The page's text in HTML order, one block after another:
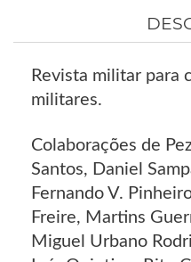
Revista militar para
militares.
Colaborações de
Santos, Daniel
Fernando V.
Freire, Martins
Miguel Urbano